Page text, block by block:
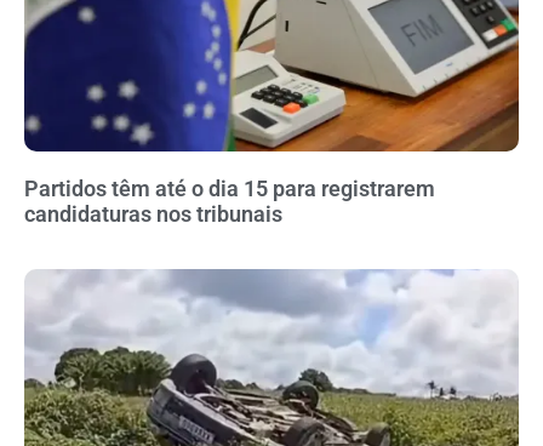
Partidos têm até o dia 15 para registrarem
candidaturas nos tribunais